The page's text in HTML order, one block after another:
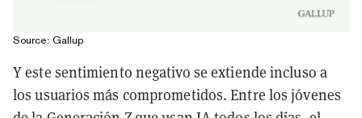
Source: Gallup
Y este sentimiento negativo se extiende incluso a
los usuarios más comprometidos. Entre los jóvenes